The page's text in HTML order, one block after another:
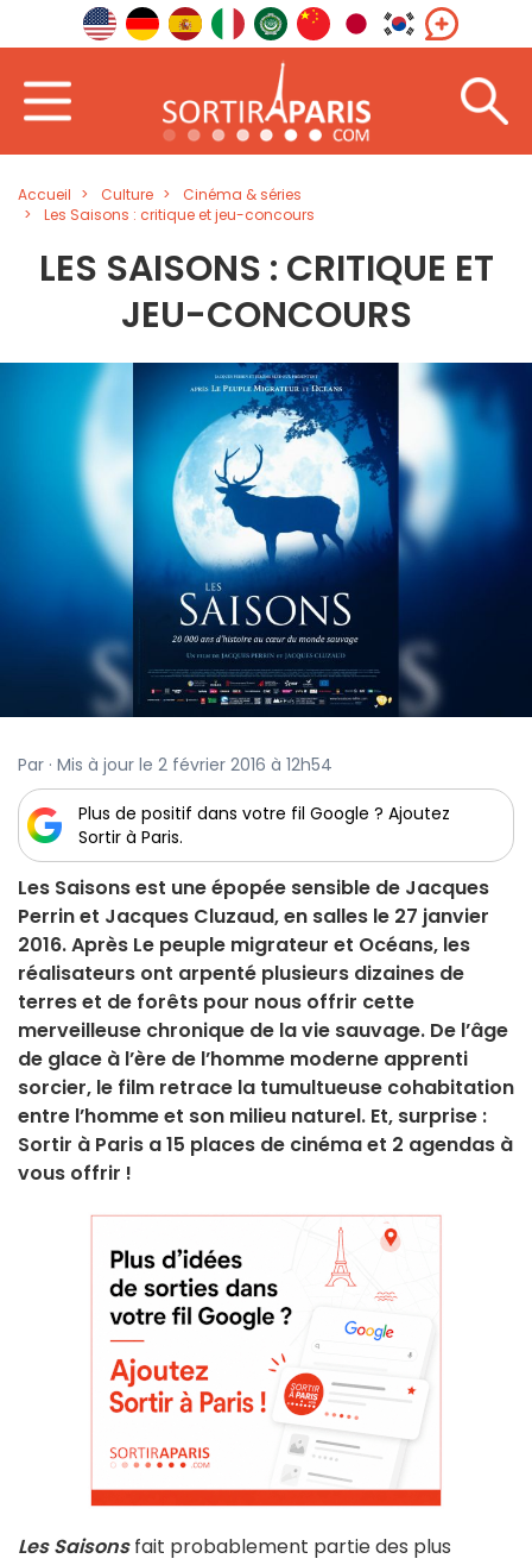
Accueil Culture
Cinéma & séries
Les Saisons : critique et jeu-concours
LES SAISONS : CRITIQUE ET
JEU-CONCOURS
Par · Mis à jour le 2 février 2016 à 12h54
Plus de positif dans votre fil Google ? Ajoutez
Sortir à Paris.
Les Saisons est une épopée sensible de Jacques
Perrin et Jacques Cluzaud, en salles le 27 janvier
2016. Après Le peuple migrateur et Océans, les
réalisateurs ont arpenté plusieurs dizaines de
terres et de forêts pour nous offrir cette
merveilleuse chronique de la vie sauvage. De l’âge
de glace à l’ère de l’homme moderne apprenti
sorcier, le film retrace la tumultueuse cohabitation
entre l’homme et son milieu naturel. Et, surprise :
Sortir à Paris a 15 places de cinéma et 2 agendas à
vous offrir !
Les Saisonsfait probablement partie des plus